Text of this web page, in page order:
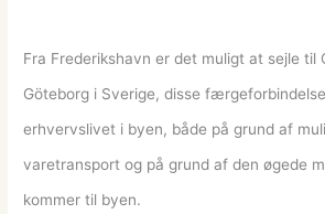
Fra Frederikshavn er det muligt at sejle til
Göteborg i Sverige, disse
erhvervslivet i byen, både på grund af
varetransport og på grund af den øgede
kommer til byen.